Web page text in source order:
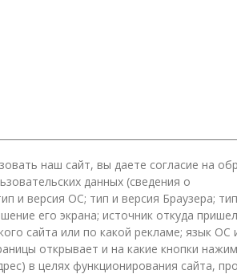
наш сайт, вы даете согласие на
данных (сведения о
и версия ОС; тип и версия Браузера; тип
его экрана; источник откуда
сайта или по какой рекламе; язык ОС
открывает и на какие кнопки
в целях функционирования сайта,